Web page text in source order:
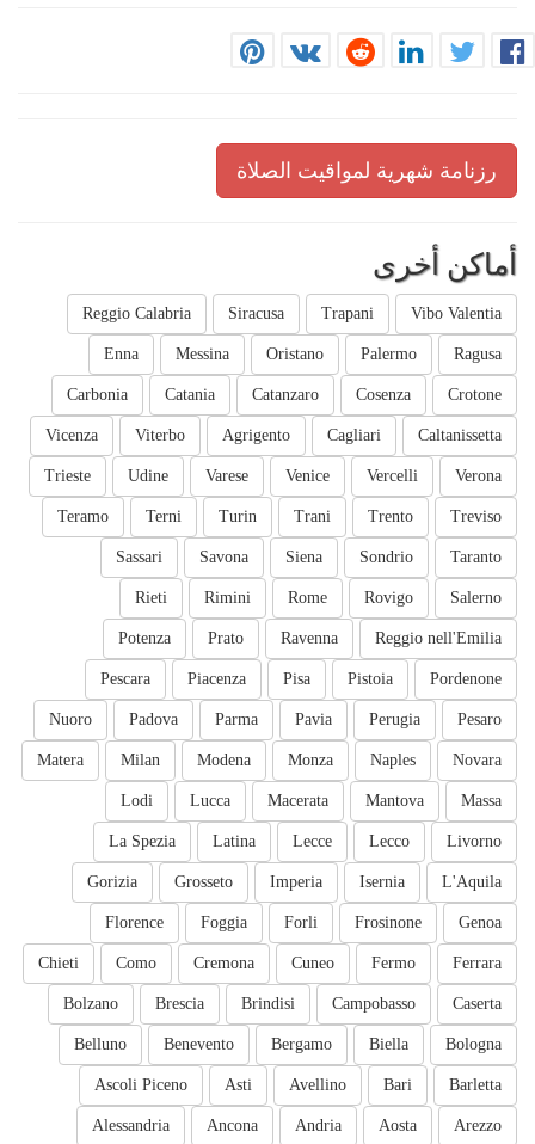
رزنامة شهرية لمواقيت الصلاة
أماكن أخرى
Vibo Valentia
Trapani
Siracusa
Reggio Calabria
Ragusa
Palermo
Oristano
Messina
Enna
Crotone
Cosenza
Catanzaro
Catania
Carbonia
Caltanissetta
Cagliari
Agrigento
Viterbo
Vicenza
Verona
Vercelli
Venice
Varese
Udine
Trieste
Treviso
Trento
Trani
Turin
Terni
Teramo
Taranto
Sondrio
Siena
Savona
Sassari
Salerno
Rovigo
Rome
Rimini
Rieti
Reggio nell'Emilia
Ravenna
Prato
Potenza
Pordenone
Pistoia
Pisa
Piacenza
Pescara
Pesaro
Perugia
Pavia
Parma
Padova
Nuoro
Novara
Naples
Monza
Modena
Milan
Matera
Massa
Mantova
Macerata
Lucca
Lodi
Livorno
Lecco
Lecce
Latina
La Spezia
L'Aquila
Isernia
Imperia
Grosseto
Gorizia
Genoa
Frosinone
Forli
Foggia
Florence
Ferrara
Fermo
Cuneo
Cremona
Como
Chieti
Caserta
Campobasso
Brindisi
Brescia
Bolzano
Bologna
Biella
Bergamo
Benevento
Belluno
Barletta
Bari
Avellino
Asti
Ascoli Piceno
Arezzo
Aosta
Andria
Ancona
Alessandria